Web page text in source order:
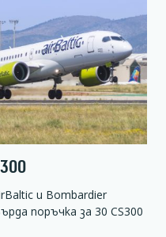
и Bombardier
поръчка за 30 CS300